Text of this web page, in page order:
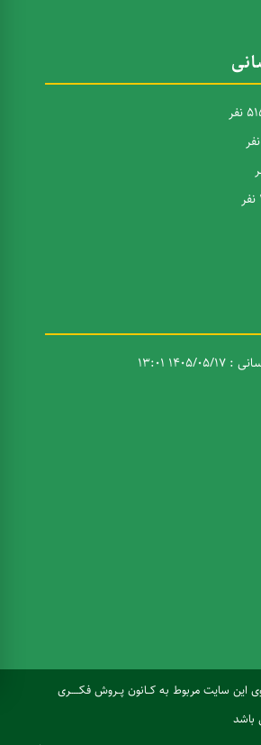
17 13:01
سایت مربوط به کــانون پــروش فکـــــری
باشد